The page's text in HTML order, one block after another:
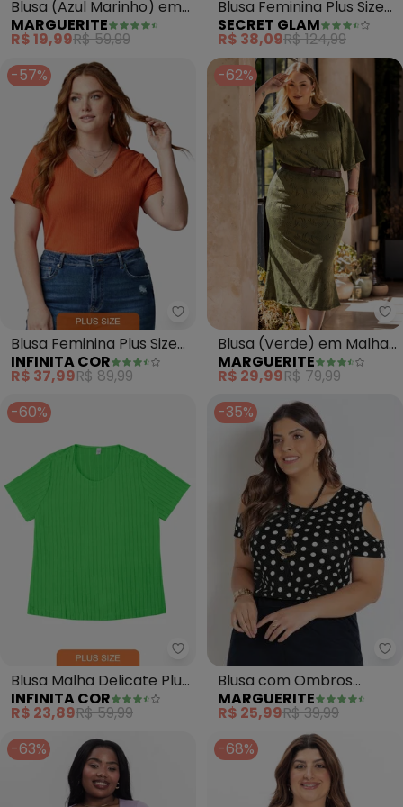
Blusa (Azul Marinho) em
Malha de Algodão
MARGUERITE
R$ 19,99R$ 59,99
Blusa Feminina Plus Size
(Bege)
SECRET GLAM
R$ 38,09R$ 124,99
-57%
Infinita Cor - Blusa Feminina
Blusa Feminina Plus Size
da (Laranja)
INFINITA COR
R$ 37,99R$ 89,99
-62%
Blusa (Verde) em Malha
Laise
MARGUERITE
R$ 29,99R$ 79,99
-60%
Infinita Cor - Blusa Malha
Blusa Malha Delicate Plus
(Verde)
INFINITA COR
R$ 23,89R$ 59,99
-35%
Blusa com Ombros
Vazados (Poá) Plus Size
MARGUERITE
R$ 25,99R$ 39,99
-63%
-68%